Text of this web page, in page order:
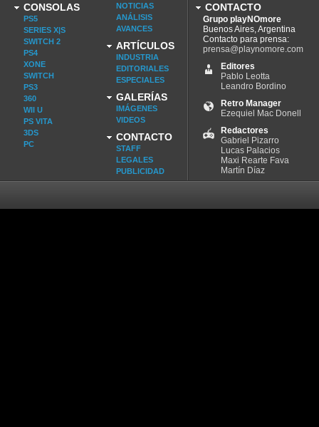
CONSOLAS
PS5
SERIES X|S
SWITCH 2
PS4
XONE
SWITCH
PS3
360
WII U
PS VITA
3DS
PC
NOTICIAS
ANÁLISIS
AVANCES
ARTÍCULOS
INDUSTRIA
EDITORIALES
ESPECIALES
GALERÍAS
IMÁGENES
VIDEOS
CONTACTO
STAFF
LEGALES
PUBLICIDAD
CONTACTO
Grupo playNOmore
Buenos Aires, Argentina
Contacto para prensa:
prensa@playnomore.com
Editores
Pablo Leotta
Leandro Bordino
Retro Manager
Ezequiel Mac Donell
Redactores
Gabriel Pizarro
Lucas Palacios
Maxi Rearte Fava
Martín Díaz